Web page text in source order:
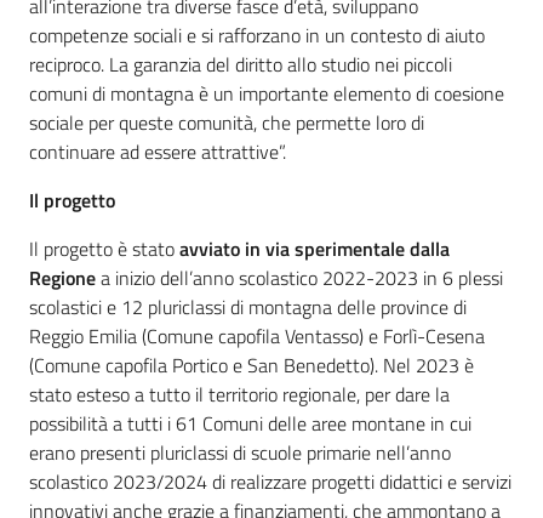
all’interazione tra diverse fasce d’età, sviluppano
competenze sociali e si rafforzano in un contesto di aiuto
reciproco. La garanzia del diritto allo studio nei piccoli
comuni di montagna è un importante elemento di coesione
sociale per queste comunità, che permette loro di
continuare ad essere attrattive”.
Il progetto
Il progetto è statoavviato in via sperimentale dalla
Regionea inizio dell’anno scolastico 2022-2023 in 6 plessi
scolastici e 12 pluriclassi di montagna delle province di
Reggio Emilia (Comune capofila Ventasso) e Forlì-Cesena
(Comune capofila Portico e San Benedetto). Nel 2023 è
stato esteso a tutto il territorio regionale, per dare la
possibilità a tutti i 61 Comuni delle aree montane in cui
erano presenti pluriclassi di scuole primarie nell’anno
scolastico 2023/2024 di realizzare progetti didattici e servizi
innovativi anche grazie a finanziamenti, che ammontano a